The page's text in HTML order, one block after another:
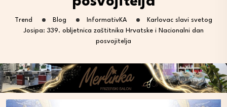
Trend Blog InformativKA
Karlovac slavi svetog
Josipa: 339. obljetnica zaštitnika Hrvatske i Nacionalni dan
posvojitelja